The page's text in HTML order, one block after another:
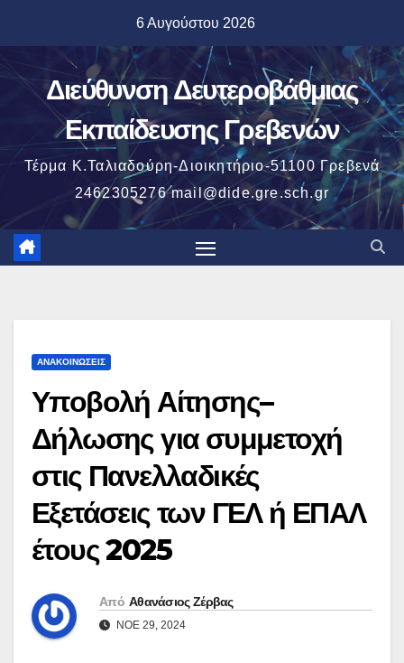
περιεχόμενο
6 Αυγούστου 2026
Διεύθυνση Δευτεροβάθμιας
Εκπαίδευσης Γρεβενών
Τέρμα Κ.Ταλιαδούρη-Διοικητήριο-51100 Γρεβενά
2462305276 mail@dide.gre.sch.gr
ΑΝΑΚΟΙΝΏΣΕΙΣ
Υποβολή Αίτησης–
Δήλωσης για συμμετοχή
στις Πανελλαδικές
Εξετάσεις των ΓΕΛ ή ΕΠΑΛ
έτους 2025
Από Αθανάσιος Ζέρβας
ΝΟΈ 29, 2024